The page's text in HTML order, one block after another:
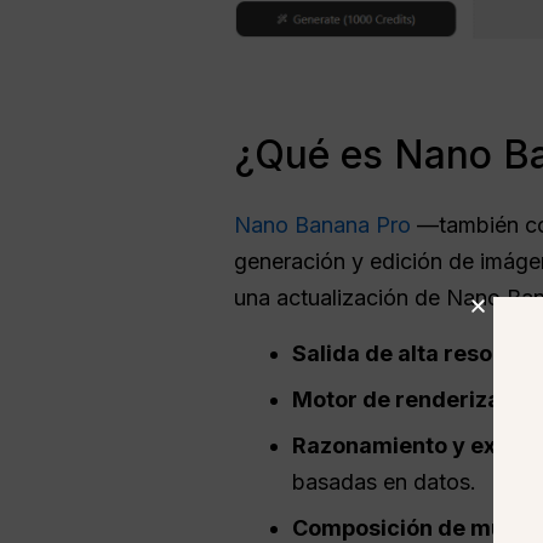
¿Qué es Nano
Nano Banana Pro —también
generación y edición de
una actualización de Nano
Salida de alta
Motor de
Razonamiento y
basadas en datos.
Composición de